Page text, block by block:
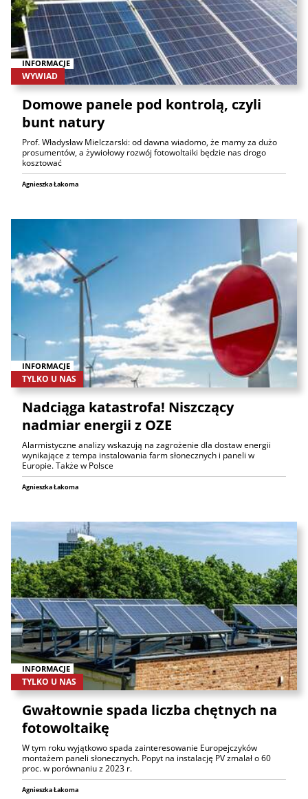
INFORMACJE
WYWIAD
Domowe panele pod kontrolą, czyli
bunt natury
Prof. Władysław Mielczarski: od dawna wiadomo, że mamy za dużo
prosumentów, a żywiołowy rozwój fotowoltaiki będzie nas drogo
kosztować
Agnieszka Łakoma
INFORMACJE
TYLKO U NAS
Nadciąga katastrofa! Niszczący
nadmiar energii z OZE
Alarmistyczne analizy wskazują na zagrożenie dla dostaw energii
wynikające z tempa instalowania farm słonecznych i paneli w
Europie. Także w Polsce
Agnieszka Łakoma
INFORMACJE
TYLKO U NAS
Gwałtownie spada liczba chętnych na
fotowoltaikę
W tym roku wyjątkowo spada zainteresowanie Europejczyków
montażem paneli słonecznych. Popyt na instalację PV zmalał o 60
proc. w porównaniu z 2023 r.
Agnieszka Łakoma